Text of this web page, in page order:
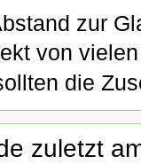
zur
von
die
zuletzt